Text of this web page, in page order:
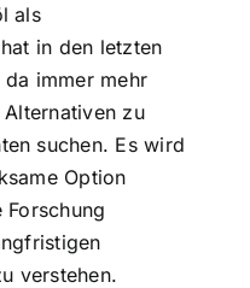
als
in den letzten
immer mehr
zu
suchen. Es wird
Option
verstehen.